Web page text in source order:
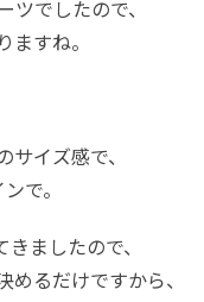
ツでしたので、
ますね。
サイズ感で、
で。
ましたので、
めるだけですから、